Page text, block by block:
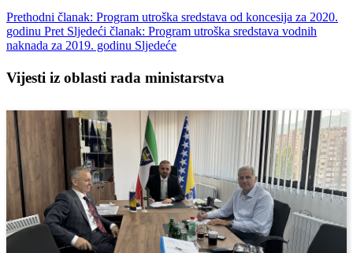
Prethodni članak: Program utroška sredstava od koncesija za 2020.
godinu Pret Sljedeći članak: Program utroška sredstava vodnih
naknada za 2019. godinu Sljedeće
Vijesti iz oblasti rada ministarstva